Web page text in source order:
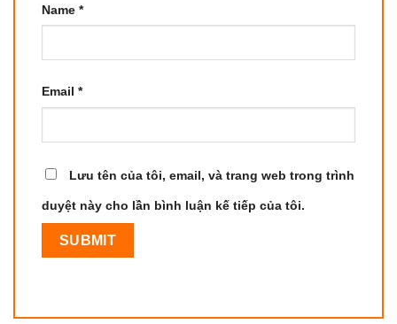
Name *
Email *
Lưu tên của tôi, email, và trang web trong trình
duyệt này cho lần bình luận kế tiếp của tôi.